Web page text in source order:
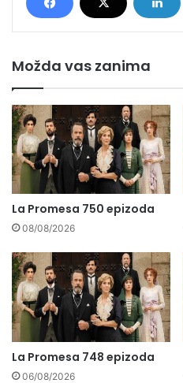
Možda vas zanima
La Promesa 750 epizoda
08/08/2026
La Promesa 748 epizoda
06/08/2026